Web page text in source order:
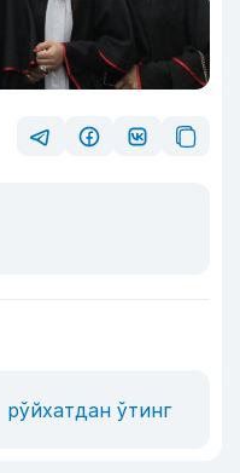
рўйхатдан ўтинг